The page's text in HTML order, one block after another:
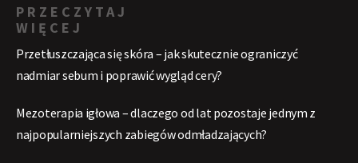
PRZECZYTAJ
WIĘCEJ
Przetłuszczająca się skóra – jak skutecznie ograniczyć
nadmiar sebum i poprawić wygląd cery?
Mezoterapia igłowa – dlaczego od lat pozostaje jednym z
najpopularniejszych zabiegów odmładzających?